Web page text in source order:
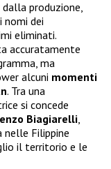
produzione,
nomi dei
eliminati.
accuratamente
ma
alcuni momenti
. Tra una
si concede
Biagiarelli,
nelle Filippine
il territorio e le